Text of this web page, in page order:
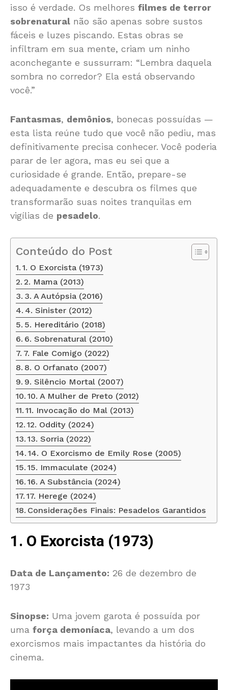
isso é verdade. Os melhores filmes de terror
sobrenatural não são apenas sobre sustos
fáceis e luzes piscando. Estas obras se
infiltram em sua mente, criam um ninho
aconchegante e sussurram: “Lembra daquela
sombra no corredor? Ela está observando
você.”
Fantasmas, demônios, bonecas possuídas —
esta lista reúne tudo que você não pediu, mas
definitivamente precisa conhecer. Você poderia
parar de ler agora, mas eu sei que a
curiosidade é grande. Então, prepare-se
adequadamente e descubra os filmes que
transformarão suas noites tranquilas em
vigílias de pesadelo.
Conteúdo do Post
1. O Exorcista (1973)
2. Mama (2013)
3. A Autópsia (2016)
4. Sinister (2012)
5. Hereditário (2018)
6. Sobrenatural (2010)
7. Fale Comigo (2022)
8. O Orfanato (2007)
9. Silêncio Mortal (2007)
10. A Mulher de Preto (2012)
11. Invocação do Mal (2013)
12. Oddity (2024)
13. Sorria (2022)
14. O Exorcismo de Emily Rose (2005)
15. Immaculate (2024)
16. A Substância (2024)
17. Herege (2024)
Considerações Finais: Pesadelos Garantidos
1. O Exorcista (1973)
Data de Lançamento: 26 de dezembro de
1973
Sinopse: Uma jovem garota é possuída por
uma força demoníaca, levando a um dos
exorcismos mais impactantes da história do
cinema.